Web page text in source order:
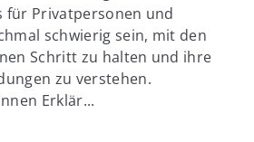
für Privatpersonen und
schwierig sein, mit den
Schritt zu halten und ihre
zu verstehen.
Erklär...